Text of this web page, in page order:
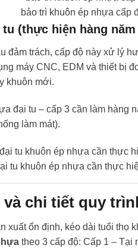
bảo trì khuôn ép nhựa cấp
(thực hiện hàng
đảm trách, cấp độ này xử lý
máy CNC, EDM và thiết bị
khuôn mới.
đại tu – cấp 3 cần làm hàng
làm mát).
tu khuôn ép nhựa cần thực
và chi tiết quy
xuất ổn định, kéo dài tuổi thọ
theo 3 cấp độ: Cấp 1 – Tại